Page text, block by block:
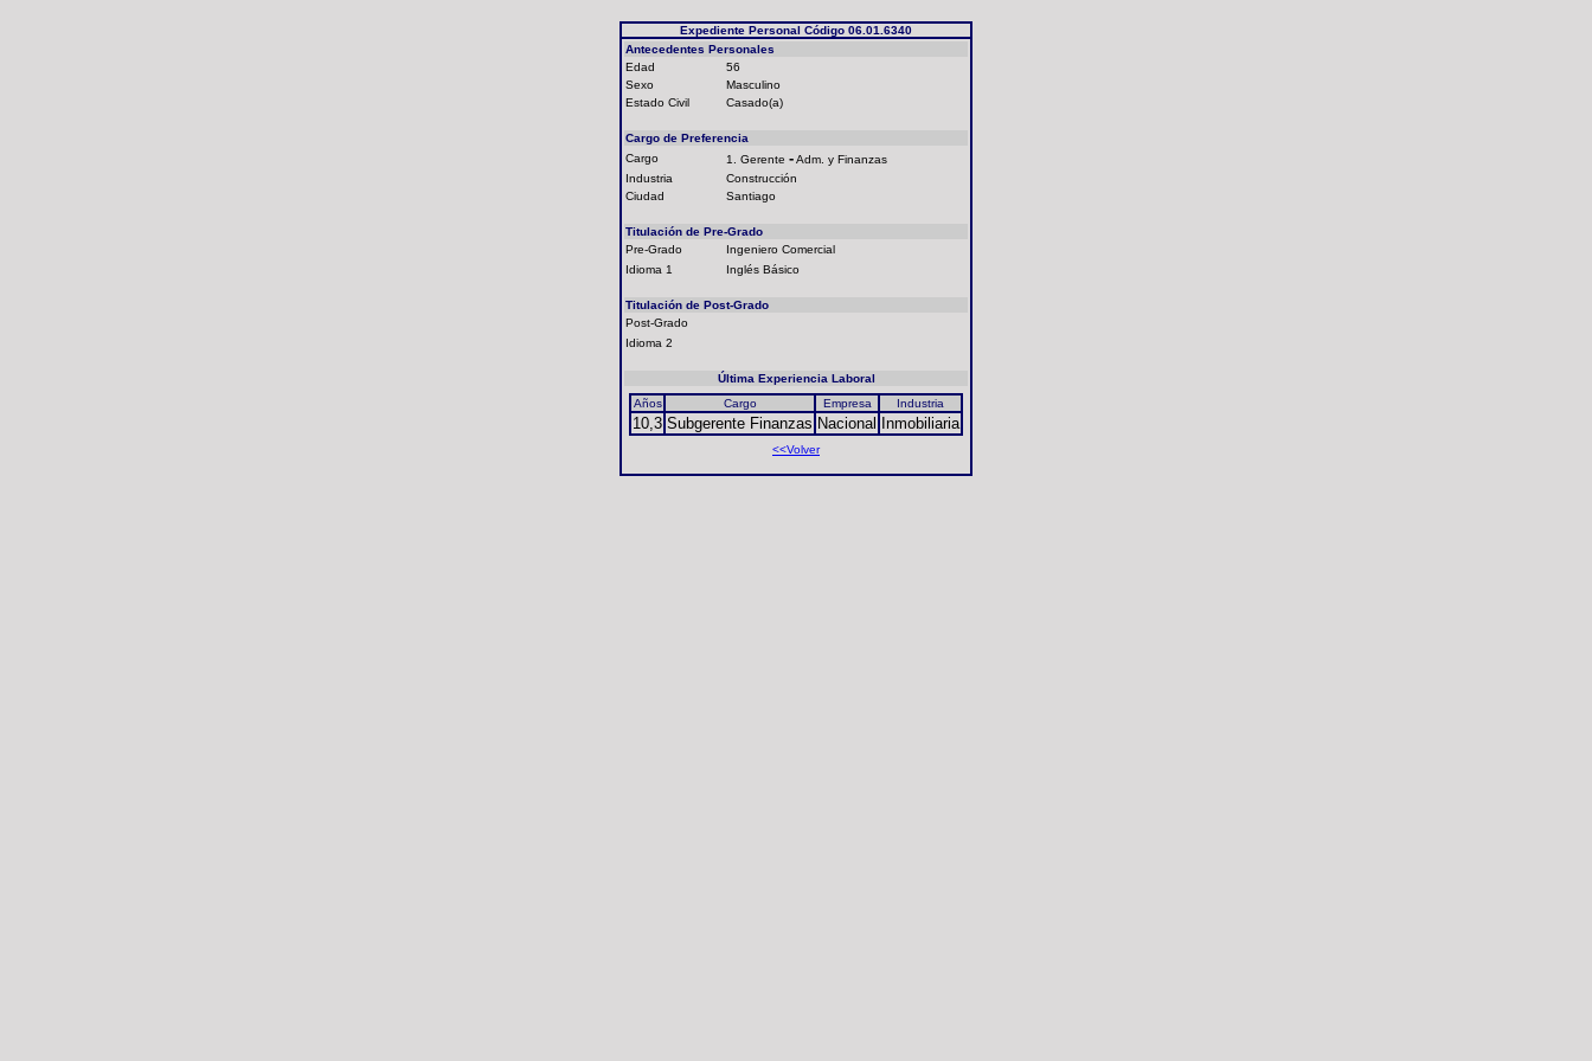
Expediente Personal Código 06.01.6340
Antecedentes Personales
Edad
56
Sexo
Masculino
Estado Civil
Casado(a)
Cargo de Preferencia
Cargo
1. Gerente -Adm. y Finanzas
Industria
Construcción
Ciudad
Santiago
Titulación de Pre-Grado
Pre-Grado
Ingeniero Comercial
Idioma 1
Inglés Básico
Titulación de Post-Grado
Post-Grado
Idioma 2
Última Experiencia Laboral
Años
Cargo Empresa Industria
10,3 Subgerente Finanzas Nacional Inmobiliaria
<<Volver